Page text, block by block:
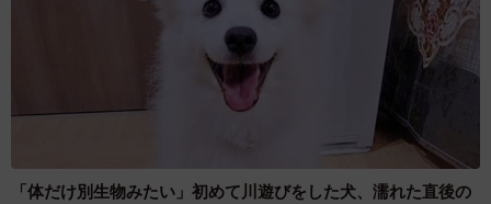
「体だけ別生物みたい」初めて川遊びをした犬、濡れた直後の